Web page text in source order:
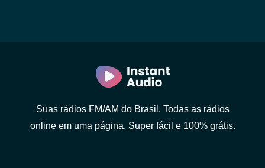
Suas rádios FM/AM do Brasil. Todas as rádios
online em uma página. Super fácil e 100% grátis.